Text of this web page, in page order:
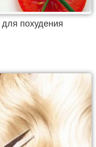
похудения